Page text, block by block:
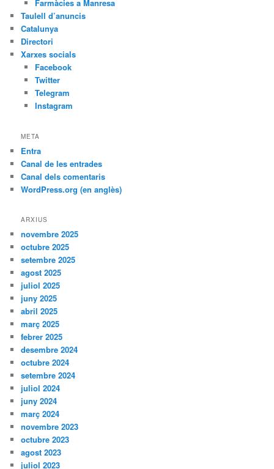
Farmàcies a Manresa
Taulell d’anuncis
Catalunya
Directori
Xarxes socials
Facebook
Twitter
Telegram
Instagram
META
Entra
Canal de les entrades
Canal dels comentaris
WordPress.org (en anglès)
ARXIUS
novembre 2025
octubre 2025
setembre 2025
agost 2025
juliol 2025
juny 2025
abril 2025
març 2025
febrer 2025
desembre 2024
octubre 2024
setembre 2024
juliol 2024
juny 2024
març 2024
novembre 2023
octubre 2023
agost 2023
juliol 2023